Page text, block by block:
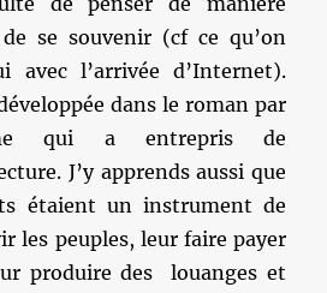
se souvenir (cf ce qu’on
avec l’arrivée d’Internet).
dans le roman par
qui a entrepris de
J’y apprends aussi que
étaient un instrument de
les peuples, leur faire payer
produire des louanges et